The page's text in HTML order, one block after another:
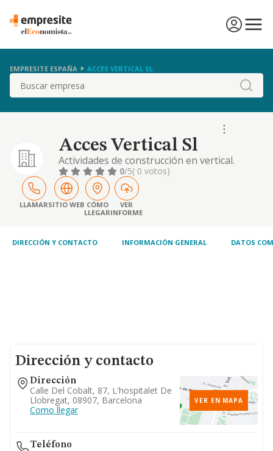
EMPRESITE ESPAÑA ACCES VERTICAL SL
Buscar
Acces Vertical Sl
Actividades de construcción en vertical.
0/5( 0 votos)
LLAMARSITIO WEB CÓMO
LLEGAR
VER
INFORME
DIRECCIÓN Y CONTACTO INFORMACIÓN GENERAL DATOS
Dirección y contacto
Dirección
Calle Del Cobalt, 87, L'hospitalet De
Llobregat, 08907, Barcelona
Como llegar
VER EN MAPA
Teléfono